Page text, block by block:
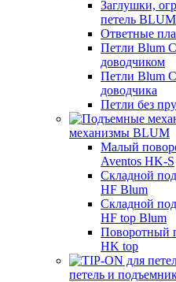
Заглушки,
петель BLUM
Ответные
Петли Blum
доводчиком
Петли Blum
доводчика
Петли без
механизмы BLUM
Малый
Aventos HK-S
Складной
HF Blum
Складной
HF top Blum
Поворотный
HK top
петель и